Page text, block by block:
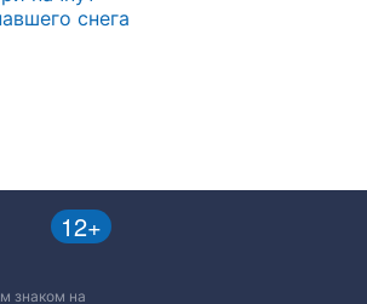
снега
12+
знаком на